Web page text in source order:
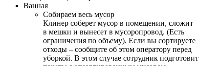
Ванная
Собираем весь мусор
Клинер соберет мусор в помещении, сложит
в мешки и вынесет в мусоропровод. (Есть
ограничения по объему). Если вы сортируете
отходы – сообщите об этом оператору перед
уборкой. В этом случае сотрудник подготовит